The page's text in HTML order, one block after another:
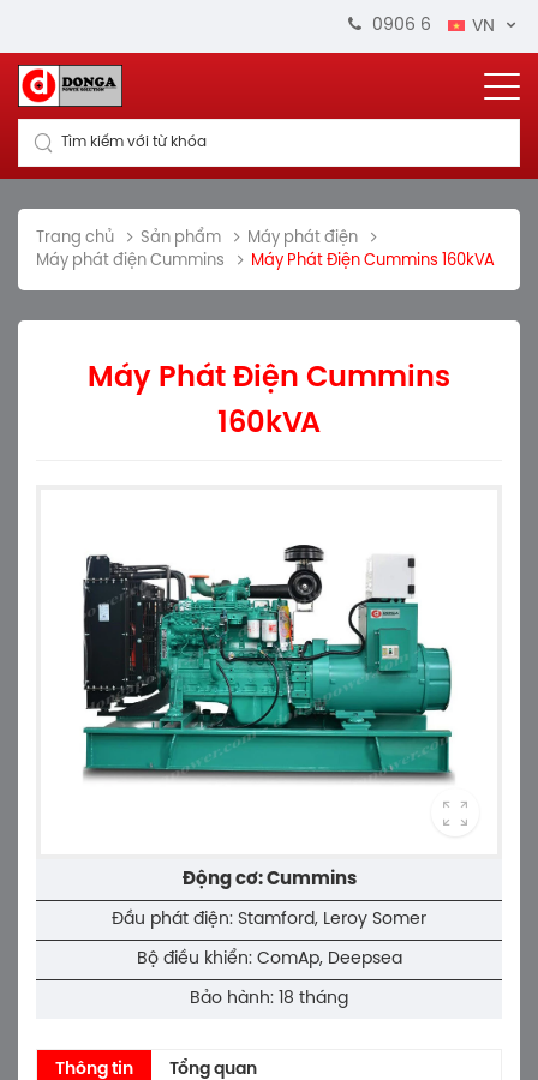
0906 664 711VN
Tìm kiếm với từ khóa
Trang chủ Sản phẩm
Máy phát điện
Máy phát điện Cummins
Máy Phát Điện Cummins 160kVA
Máy Phát Điện Cummins
160kVA
Động cơ: Cummins
Đầu phát điện: Stamford, Leroy Somer
Bộ điều khiển: ComAp, Deepsea
Bảo hành: 18 tháng
Thông tin Tổng quan